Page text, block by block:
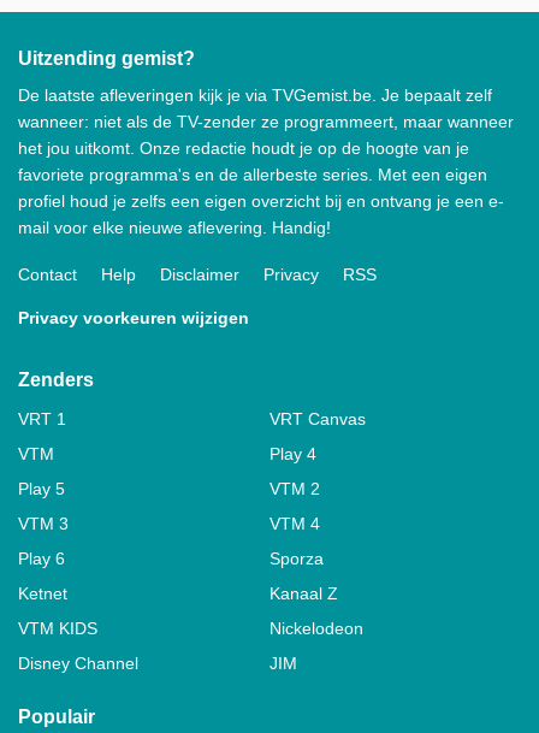
Uitzending gemist?
De laatste afleveringen kijk je via TVGemist.be. Je bepaalt zelf
wanneer: niet als de TV-zender ze programmeert, maar wanneer
het jou uitkomt. Onze redactie houdt je op de hoogte van je
favoriete programma's en de allerbeste series. Met een eigen
profiel houd je zelfs een eigen overzicht bij en ontvang je een e-
mail voor elke nieuwe aflevering. Handig!
Contact Help Disclaimer Privacy RSS
Privacy voorkeuren wijzigen
Zenders
VRT 1
VRT Canvas
VTM
Play 4
Play 5
VTM 2
VTM 3
VTM 4
Play 6
Sporza
Ketnet
Kanaal Z
VTM KIDS
Nickelodeon
Disney Channel
JIM
Populair